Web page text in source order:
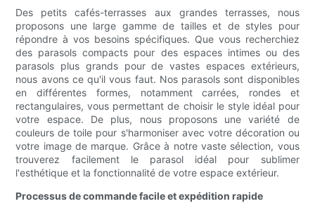
Des petits cafés-terrasses aux grandes terrasses, nous
proposons une large gamme de tailles et de styles pour
répondre à vos besoins spécifiques. Que vous recherchiez
des parasols compacts pour des espaces intimes ou des
parasols plus grands pour de vastes espaces extérieurs,
nous avons ce qu'il vous faut. Nos parasols sont disponibles
en différentes formes, notamment carrées, rondes et
rectangulaires, vous permettant de choisir le style idéal pour
votre espace. De plus, nous proposons une variété de
couleurs de toile pour s'harmoniser avec votre décoration ou
votre image de marque. Grâce à notre vaste sélection, vous
trouverez facilement le parasol idéal pour sublimer
l'esthétique et la fonctionnalité de votre espace extérieur.
Processus de commande facile et expédition rapide